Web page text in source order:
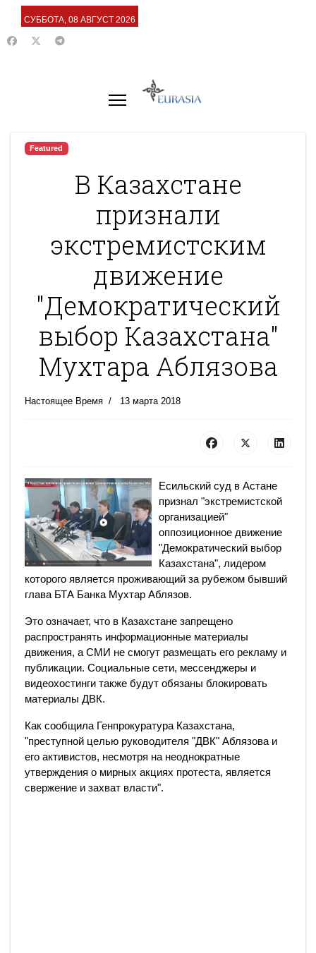
СУББОТА, 08 АВГУСТ 2026
Featured
В Казахстане
признали
экстремистским
движение
"Демократический
выбор Казахстана"
Мухтара Аблязова
Настоящее Время 13 марта 2018
Есильский суд в Астане
признал "экстремистской
организацией"
оппозиционное движение
"Демократический выбор
Казахстана", лидером
которого является проживающий за рубежом бывший
глава БТА Банка Мухтар Аблязов.
Это означает, что в Казахстане запрещено
распространять информационные материалы
движения, а СМИ не смогут размещать его рекламу и
публикации. Социальные сети, мессенджеры и
видеохостинги также будут обязаны блокировать
материалы ДВК.
Как сообщила Генпрокуратура Казахстана,
"преступной целью руководителя "ДВК" Аблязова и
его активистов, несмотря на неоднократные
утверждения о мирных акциях протеста, является
свержение и захват власти".